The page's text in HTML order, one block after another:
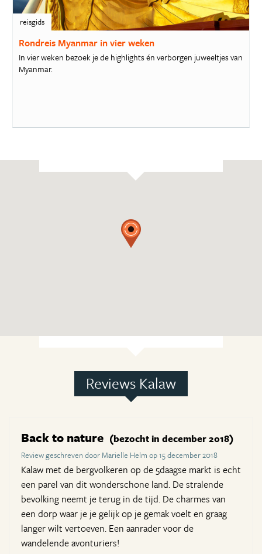
reisgids
Rondreis Myanmar in vier weken
In vier weken bezoek je de highlights én verborgen juweeltjes van
Myanmar.
Reviews Kalaw
Back to nature (bezocht in december 2018)
Review geschreven door Marielle Helm op 15 december 2018
Kalaw met de bergvolkeren op de 5daagse markt is echt
een parel van dit wonderschone land. De stralende
bevolking neemt je terug in de tijd. De charmes van
een dorp waar je je gelijk op je gemak voelt en graag
langer wilt vertoeven. Een aanrader voor de
wandelende avonturiers!